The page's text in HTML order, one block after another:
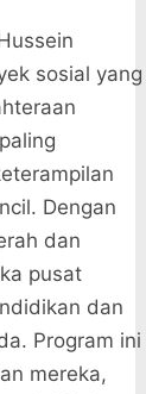
sosial yang
Dengan
dan
pusat
dan
Program ini
mereka,